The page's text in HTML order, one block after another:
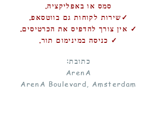
סמס או באפליקציה.
✓שירות לקוחות גם בווטסאפ.
✓ אין צורך להדפיס את הכרטיסים.
✓ כניסה במינימום תור.
כתובת:
ArenA
ArenA Boulevard, Amsterdam